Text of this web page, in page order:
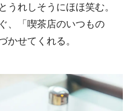
うれしそうにほほ笑む。
、「喫茶店のいつもの
かせてくれる。